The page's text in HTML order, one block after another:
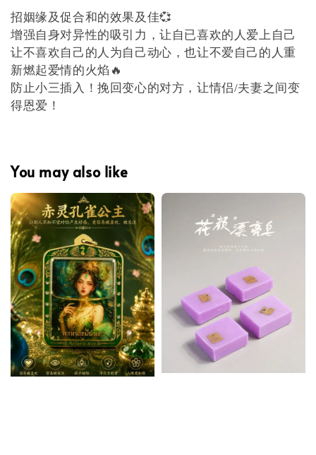
招姻缘及促合和的效果及佳💞
增强自身对异性的吸引力，让自已喜欢的人爱上自己
让不喜欢自己的人为自己动心，也让不爱自己的人重
新燃起爱情的火焰🔥
防止小三插入！挽回变心的对方，让情侣/夫妻之间变
得恩爱！
You may also like